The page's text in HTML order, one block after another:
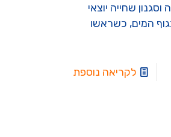
שחייה יוצאי
המים, כשראשו
לקריאה נוספת